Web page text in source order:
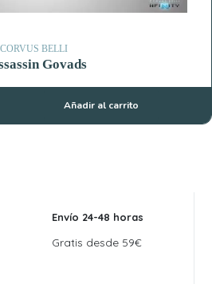
CORVUS BELLI
Govads
Añadir al carrito
Envío 24-48 horas
Gratis desde 59€